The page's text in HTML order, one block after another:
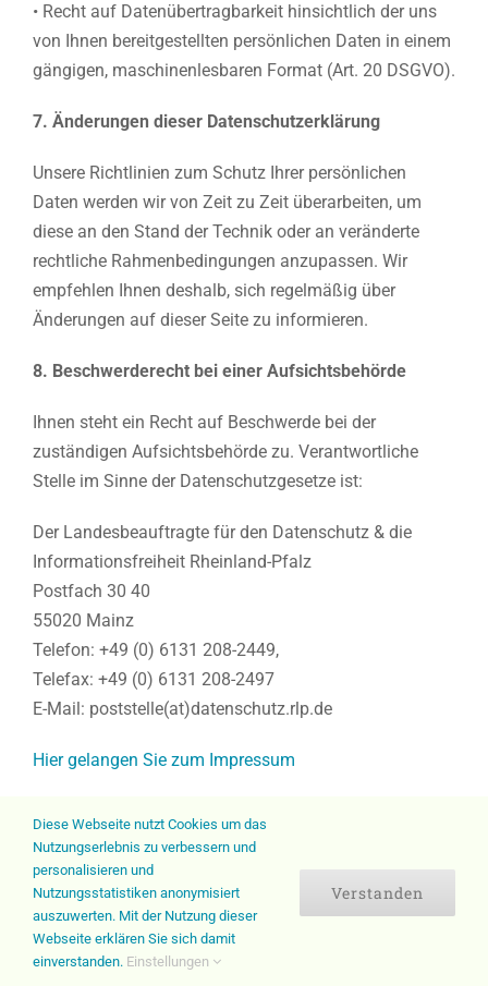
• Recht auf Datenübertragbarkeit hinsichtlich der uns
von Ihnen bereitgestellten persönlichen Daten in einem
gängigen, maschinenlesbaren Format (Art. 20 DSGVO).
7. Änderungen dieser Datenschutzerklärung
Unsere Richtlinien zum Schutz Ihrer persönlichen
Daten werden wir von Zeit zu Zeit überarbeiten, um
diese an den Stand der Technik oder an veränderte
rechtliche Rahmenbedingungen anzupassen. Wir
empfehlen Ihnen deshalb, sich regelmäßig über
Änderungen auf dieser Seite zu informieren.
8. Beschwerderecht bei einer Aufsichtsbehörde
Ihnen steht ein Recht auf Beschwerde bei der
zuständigen Aufsichtsbehörde zu. Verantwortliche
Stelle im Sinne der Datenschutzgesetze ist:
Der Landesbeauftragte für den Datenschutz & die
Informationsfreiheit Rheinland-Pfalz
Postfach 30 40
55020 Mainz
Telefon: +49 (0) 6131 208-2449,
Telefax: +49 (0) 6131 208-2497
E-Mail: poststelle(at)datenschutz.rlp.de
Hier gelangen Sie zum Impressum
© Copyright2026 | Kinderarztpraxis Dr. med. Matthias Hilbert |
Datenschutzerklärung
Diese Webseite nutzt Cookies um das
Nutzungserlebnis zu verbessern und
personalisieren und
Nutzungsstatistiken anonymisiert
auszuwerten. Mit der Nutzung dieser
Webseite erklären Sie sich damit
einverstanden. Einstellungen
Verstanden